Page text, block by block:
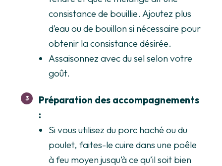
consistance de bouillie. Ajoutez plus
d’eau ou de bouillon si nécessaire pour
obtenir la consistance désirée.
Assaisonnez avec du sel selon votre
goût.
Préparation des accompagnements
:
Si vous utilisez du porc haché ou du
poulet, faites-le cuire dans une poêle
à feu moyen jusqu’à ce qu’il soit bien